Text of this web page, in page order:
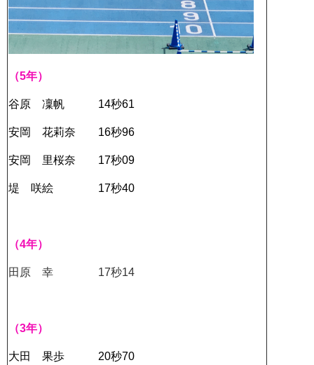
（5年）
谷原 凜帆 14秒61
安岡 花莉奈 16秒96
安岡 里桜奈 17秒09
堤 咲絵 17秒40
（4年）
田原 幸 17秒14
（3年）
大田 果歩 20秒70